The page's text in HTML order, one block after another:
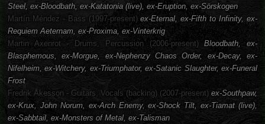
Steel, ex-Bloodbath, ex-Katatonia (live), ex-Eruption, ex-Sörskogen
Martín Méndez - Bass (1997-present)ex-Eternal, ex-Fifth to Infinity, ex-
Requiem Aeternam, ex-Proxima, ex-Vinterkrig
Martin Axenrot - Drums, Percussion (2006-present)Bloodbath, ex-
Blasphemous, ex-Morgue, ex-Nephenzy Chaos Order, ex-Decay, ex-
Nifelheim, ex-Witchery, ex-Triumphator, ex-Satanic Slaughter, ex-Funeral
Frost
Fredrik Åkesson - Guitars, Vocals (backing) (2007-present) ex-Southpaw,
ex-Krux, John Norum, ex-Arch Enemy, ex-Shock Tilt, ex-Tiamat (live),
ex-Sabbtail, ex-Monsters of Metal, ex-Talisman